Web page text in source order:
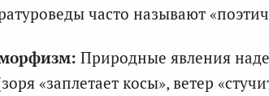
часто называют
Природные явления
«заплетает косы», ветер